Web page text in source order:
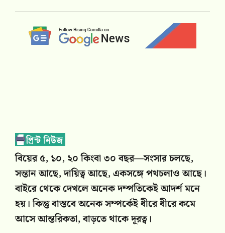
বিয়ের ৫, ১০, ২০ কিংবা ৩০ বছর—সংসার চলছে,
সন্তান আছে, দায়িত্ব আছে, একসঙ্গে পথচলাও আছে।
বাইরে থেকে দেখলে অনেক দম্পতিকেই আদর্শ মনে
হয়। কিন্তু বাস্তবে অনেক সম্পর্কেই ধীরে ধীরে কমে
আসে আন্তরিকতা, বাড়তে থাকে দূরত্ব।